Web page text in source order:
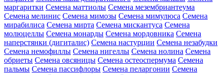
маргаритки Семена маттиолы Семена мезембриантеума
Семена мелинис Семена мимозы Семена мимулюса Семена
мирабилиса Семена мирта Семена мискантуса Семена
молюцеллы Семена монарды Семена мордовника Семена
наперстянки (дигиталис) Семена настурции Семена незабудки
Семена немофиллы Семена нигеллы Семена нолина Семена
обриеты Семена овсяницы Семена остеоспермума Семена
пальмы Семена пассифлоры Семена пеларгонии Семена